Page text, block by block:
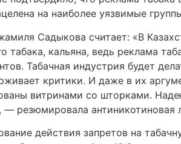
на наиболее уязвимые
Садыкова считает: «В
табака, кальяна, ведь реклама
Табачная индустрия будет
критики. И даже в их
витринами со шторками.
— резюмировала антиникотиновая
действия запретов на